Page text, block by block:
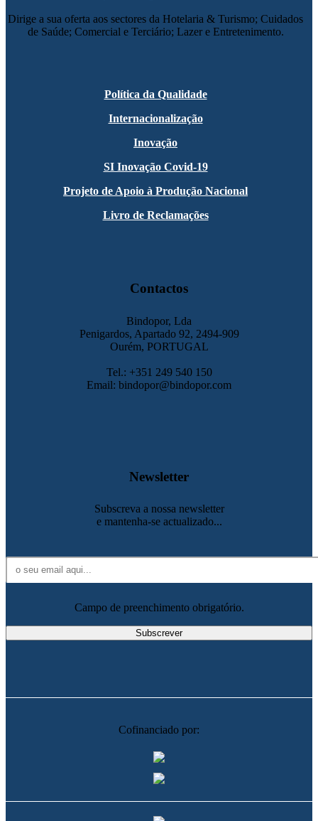
Dirige a sua oferta aos sectores da Hotelaria & Turismo; Cuidados
de Saúde; Comercial e Terciário; Lazer e Entretenimento.
Política da Qualidade
Internacionalização
Inovação
SI Inovação Covid-19
Projeto de Apoio à Produção Nacional
Livro de Reclamações
Contactos
Bindopor, Lda
Penigardos, Apartado 92, 2494-909
Ourém, PORTUGAL
Tel.: +351 249 540 150
Email: bindopor@bindopor.com
Newsletter
Subscreva a nossa newsletter
e mantenha-se actualizado...
Campo de preenchimento obrigatório.
Cofinanciado por: